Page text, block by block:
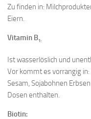
Zu finden in:
Eiern.
Vitamin B1:
Ist wasserlöslich und
Vor kommt es vorrangig
Sesam, Sojabohnen
Dosen enthalten.
Biotin: